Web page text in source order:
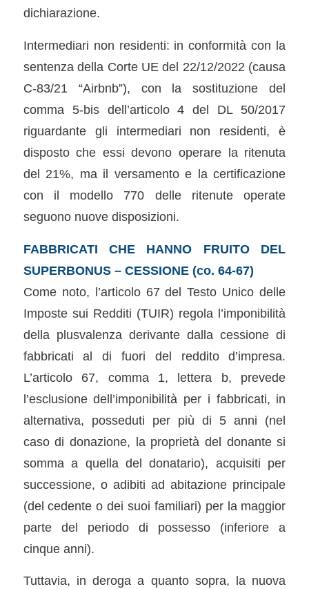
dichiarazione.
Intermediari non residenti: in conformità con la
sentenza della Corte UE del 22/12/2022 (causa
C-83/21 “Airbnb”), con la sostituzione del
comma 5-bis dell’articolo 4 del DL 50/2017
riguardante gli intermediari non residenti, è
disposto che essi devono operare la ritenuta
del 21%, ma il versamento e la certificazione
con il modello 770 delle ritenute operate
seguono nuove disposizioni.
FABBRICATI CHE HANNO FRUITO DEL
SUPERBONUS – CESSIONE (co. 64-67)
Come noto, l’articolo 67 del Testo Unico delle
Imposte sui Redditi (TUIR) regola l’imponibilità
della plusvalenza derivante dalla cessione di
fabbricati al di fuori del reddito d’impresa.
L’articolo 67, comma 1, lettera b, prevede
l’esclusione dell’imponibilità per i fabbricati, in
alternativa, posseduti per più di 5 anni (nel
caso di donazione, la proprietà del donante si
somma a quella del donatario), acquisiti per
successione, o adibiti ad abitazione principale
(del cedente o dei suoi familiari) per la maggior
parte del periodo di possesso (inferiore a
cinque anni).
Tuttavia, in deroga a quanto sopra, la nuova